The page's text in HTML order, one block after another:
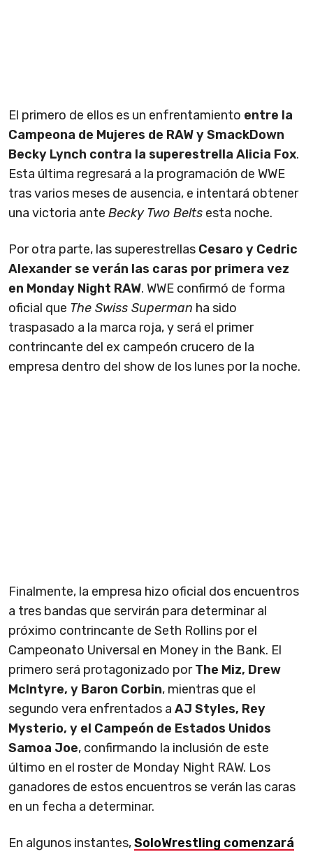
El primero de ellos es un enfrentamiento entre la
Campeona de Mujeres de RAW y SmackDown
Becky Lynch contra la superestrella Alicia Fox.
Esta última regresará a la programación de WWE
tras varios meses de ausencia, e intentará obtener
una victoria ante Becky Two Belts esta noche.
Por otra parte, las superestrellas Cesaro y Cedric
Alexander se verán las caras por primera vez
en Monday Night RAW. WWE confirmó de forma
oficial que The Swiss Superman ha sido
traspasado a la marca roja, y será el primer
contrincante del ex campeón crucero de la
empresa dentro del show de los lunes por la noche.
Finalmente, la empresa hizo oficial dos encuentros
a tres bandas que servirán para determinar al
próximo contrincante de Seth Rollins por el
Campeonato Universal en Money in the Bank. El
primero será protagonizado porThe Miz, Drew
McIntyre, y Baron Corbin, mientras que el
segundo vera enfrentados a AJ Styles, Rey
Mysterio, y el Campeón de Estados Unidos
Samoa Joe, confirmando la inclusión de este
último en el roster de Monday Night RAW. Los
ganadores de estos encuentros se verán las caras
en un fecha a determinar.
En algunos instantes,SoloWrestling comenzará